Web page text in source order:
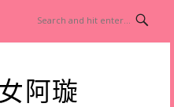
阿璇